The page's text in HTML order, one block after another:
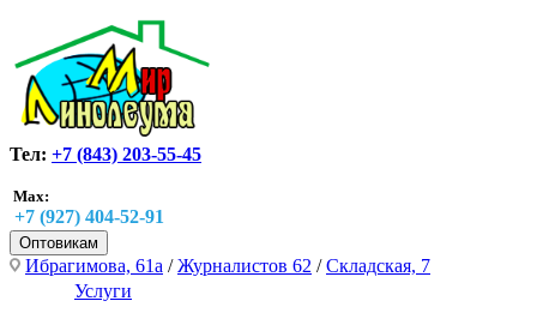
Тел: +7 (843) 203-55-45
Max:
+7 (927) 404-52-91
Оптовикам
Ибрагимова, 61а /Журналистов 62 /Складская, 7
Услуги